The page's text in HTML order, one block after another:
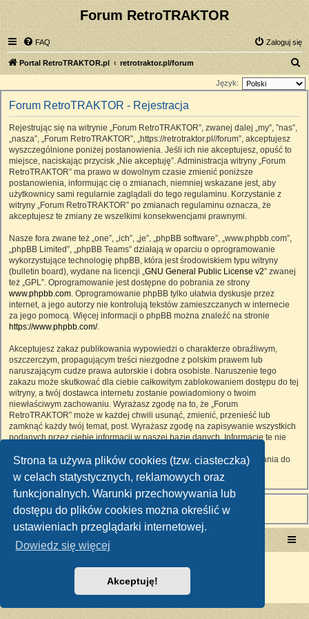
Strona ta używa plików cookies (tzw. ciasteczka)
w celach statystycznych, reklamowych oraz
funkcjonalnych. Warunki przechowywania lub
dostępu do plików cookies można określić w
ustawieniach przeglądarki internetowej.
Dowiedz się więcej
Akceptuję!
Forum RetroTRAKTOR
FAQ Zaloguj się
Portal RetroTRAKTOR.pl retrotraktor.pl/forum
z
Język:
Forum RetroTRAKTOR - Rejestracja
Rejestrując się na witrynie „Forum RetroTRAKTOR”, zwanej dalej „my”, ”nas”,
„nasza”, „Forum RetroTRAKTOR”, „https://retrotraktor.pl//forum”, akceptujesz
wyszczególnione poniżej postanowienia. Jeśli ich nie akceptujesz, opuść to
miejsce, naciskając przycisk „Nie akceptuję”. Administracja witryny „Forum
RetroTRAKTOR” ma prawo w dowolnym czasie zmienić poniższe
postanowienia, informując cię o zmianach, niemniej wskazane jest, aby
użytkownicy sami regularnie zaglądali do tego regulaminu. Korzystanie z
witryny „Forum RetroTRAKTOR” po zmianach regulaminu oznacza, że
akceptujesz te zmiany ze wszelkimi konsekwencjami prawnymi.
Nasze fora zwane też „one”, „ich”, „je”, „phpBB software”, „www.phpbb.com”,
„phpBB Limited”, „phpBB Teams” działają w oparciu o oprogramowanie
wykorzystujące technologię phpBB, która jest środowiskiem typu witryny
(bulletin board), wydane na licencji „GNU General Public License v2” zwanej
też „GPL”. Oprogramowanie jest dostępne do pobrania ze strony
www.phpbb.com. Oprogramowanie phpBB tylko ułatwia dyskusje przez
internet, a jego autorzy nie kontrolują tekstów zamieszczanych w internecie
za jego pomocą. Więcej informacji o phpBB można znaleźć na stronie
https://www.phpbb.com/.
Akceptujesz zakaz publikowania wypowiedzi o charakterze obraźliwym,
oszczerczym, propagującym treści niezgodne z polskim prawem lub
naruszającym cudze prawa autorskie i dobra osobiste. Naruszenie tego
zakazu może skutkować dla ciebie całkowitym zablokowaniem dostępu do tej
witryny, a twój dostawca internetu zostanie powiadomiony o twoim
niewłaściwym zachowaniu. Wyrażasz zgodę na to, że „Forum
RetroTRAKTOR” może w każdej chwili usunąć, zmienić, przenieść lub
zamknąć każdy twój temat, post. Wyrażasz zgodę na zapisywanie wszystkich
podanych przez ciebie informacji w naszej bazie danych. Informacje te nie
RetroTRAKTOR”, ani phpBB nie ponosi odpowiedzialności za włamania do
witryny, podczas których może dojść do kradzieży danych.
Portal RetroTRAKTOR.pl
Polski pakiet językowy dostarcza